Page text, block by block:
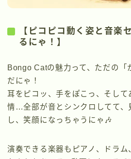
【ピコピコ動く姿と音楽
るにゃ！】
Bongo Catの魅力って、ただの「
だにゃ！
耳をピコッ、手をぽこっ、そし
情…全部が音とシンクロしてて、
し、笑顔になっちゃうにゃ🎶
演奏できる楽器もピアノ、ドラ